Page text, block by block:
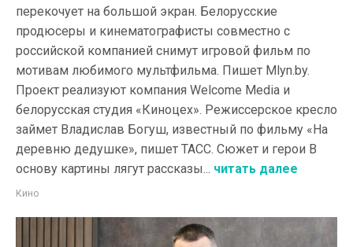
перекочует на большой экран. Белорусские
продюсеры и кинематографисты совместно с
российской компанией снимут игровой фильм по
мотивам любимого мультфильма. Пишет Mlyn.by.
Проект реализуют компания Welcome Media и
белорусская студия «Киноцех». Режиссерское кресло
займет Владислав Богуш, известный по фильму «На
деревню дедушке», пишет ТАСС. Сюжет и герои В
основу картины лягут рассказы... читать далее
Кино